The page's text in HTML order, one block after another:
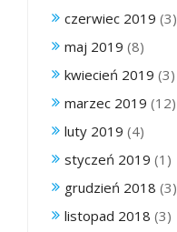
czerwiec 2019 (3)
maj 2019 (8)
kwiecień 2019 (3)
marzec 2019 (12)
luty 2019 (4)
styczeń 2019 (1)
grudzień 2018 (3)
listopad 2018 (3)